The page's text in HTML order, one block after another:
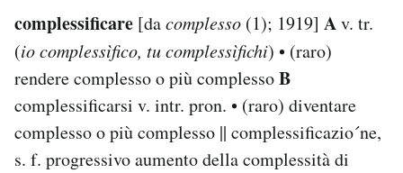
complessificare [dacomplesso (1); 1919] Av. tr.
(io complessìfico, tu complessìfichi) • (raro)
rendere complesso o più complessoB
complessificarsi v. intr. pron. • (raro) diventare
complesso o più complesso || complessificazio´ne,
s. f. progressivo aumento della complessità di